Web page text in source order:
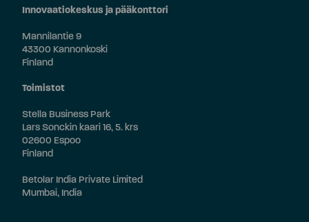
Innovaatiokeskus ja pääkonttori
Mannilantie 9
43300 Kannonkoski
Finland
Toimistot
Stella Business Park
Lars Sonckin kaari 16, 5. krs
02600 Espoo
Finland
Betolar India Private Limited
Mumbai, India